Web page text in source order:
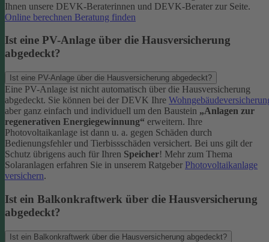
Ihnen unsere DEVK-Beraterinnen und DEVK-Berater zur Seite.
Online berechnen Beratung finden
Ist eine PV-Anlage über die Hausversicherung
abgedeckt?
Ist eine PV-Anlage über die Hausversicherung abgedeckt?
Eine PV-Anlage ist nicht automatisch über die Hausversicherung
abgedeckt. Sie können bei der DEVK Ihre
aber ganz einfach und individuell um den Baustein „Anlagen zur
regenerativen Energiegewinnung“ erweitern. Ihre
Photovoltaikanlage ist dann u. a. gegen Schäden durch
Bedienungsfehler und Tierbissschäden versichert. Bei uns gilt der
Schutz übrigens auch für Ihren Speicher! Mehr zum Thema
Solaranlagen erfahren Sie in unserem Ratgeber Photovoltaikanlage
versichern.
Ist ein Balkonkraftwerk über die Hausversicherung
abgedeckt?
Ist ein Balkonkraftwerk über die Hausversicherung abgedeckt?